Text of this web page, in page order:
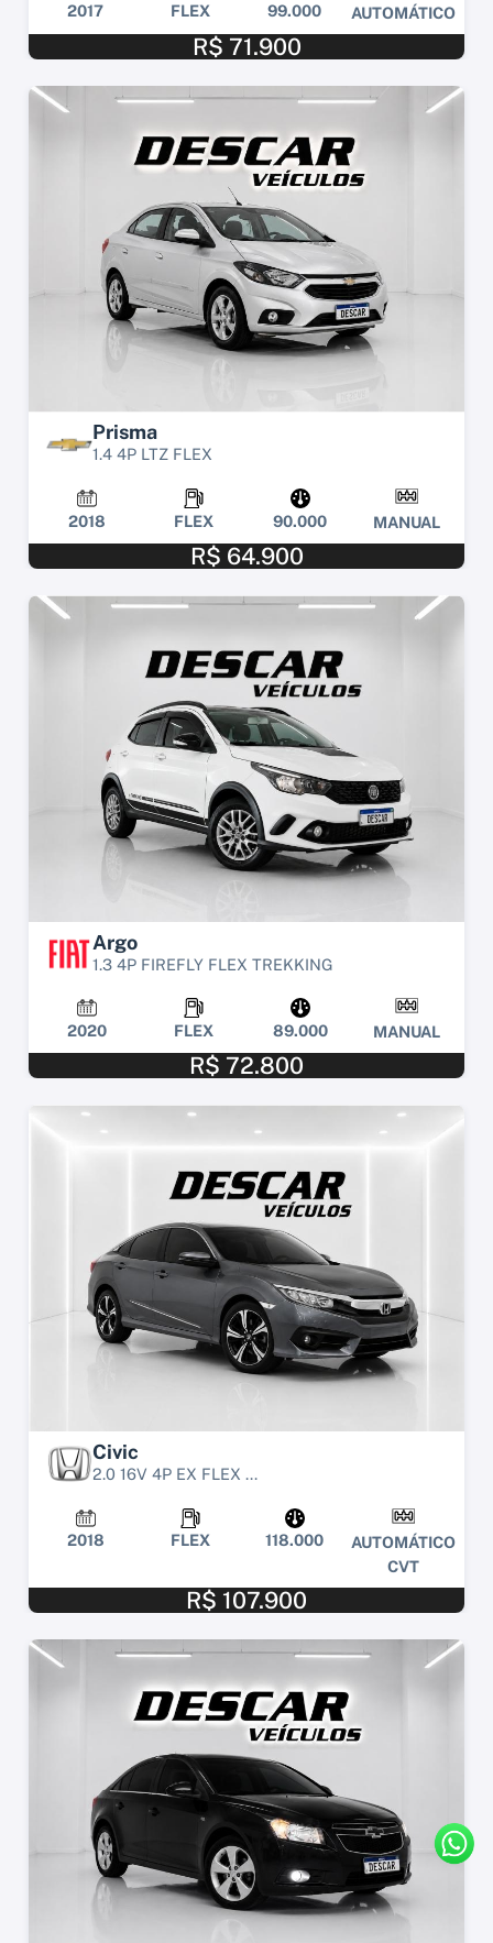
2017 FLEX 99.000 AUTOMÁTICO
R$ 71.900
Prisma
1.4 4P LTZ FLEX
2018 FLEX 90.000 MANUAL
R$ 64.900
Argo
1.3 4P FIREFLY FLEX TREKKING
2020 FLEX 89.000 MANUAL
R$ 72.800
Civic
2.0 16V 4P EX FLEX ...
2018 FLEX 118.000
AUTOMÁTICO
CVT
R$ 107.900